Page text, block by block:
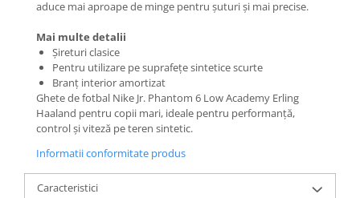
aduce mai aproape de minge pentru șuturi și mai precise.
Mai multe detalii
Șireturi clasice
Pentru utilizare pe suprafețe sintetice scurte
Branț interior amortizat
Ghete de fotbal Nike Jr. Phantom 6 Low Academy Erling
Haaland pentru copii mari, ideale pentru performanță,
control și viteză pe teren sintetic.
Informatii conformitate produs
Caracteristici